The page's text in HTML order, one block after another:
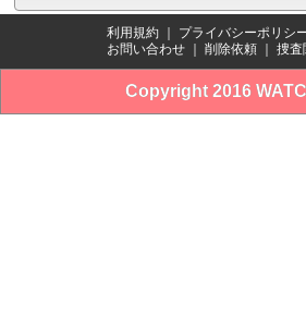
利用規約 プライバシーポリシ
お問い合わせ
削除依頼 捜査
Copyright 2016